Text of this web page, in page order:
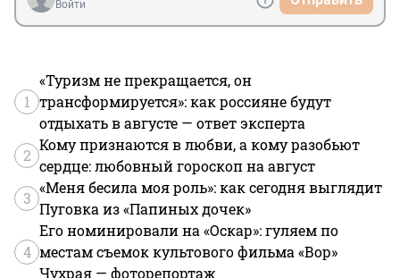
Войти
1
«Туризм не прекращается, он
трансформируется»: как россияне будут
отдыхать в августе — ответ эксперта
2
Кому признаются в любви, а кому разобьют
сердце: любовный гороскоп на август
3
«Меня бесила моя роль»: как сегодня выглядит
Пуговка из «Папиных дочек»
4
Его номинировали на «Оскар»: гуляем по
местам съемок культового фильма «Вор»
Чухрая — фоторепортаж